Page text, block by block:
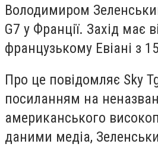
Володимиром
G7 у Франції. Захід має
французькому Евіані з
Про це повідомляє Sky
посиланням на
американського
даними медіа,